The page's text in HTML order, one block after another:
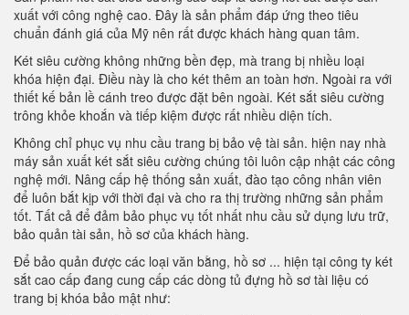
xuất với công nghệ cao. Đây là sản phẩm đáp ứng theo tiêu
chuẩn đánh giá của Mỹ nên rất được khách hàng quan tâm.
Két siêu cường không những bền đẹp, mà trang bị nhiều loại
khóa hiện đại. Điều này là cho két thêm an toàn hơn. Ngoài ra với
thiết kế bản lề cánh treo được đặt bên ngoài. Két sắt siêu cường
trông khỏe khoắn và tiếp kiệm được rất nhiều diện tích.
Không chỉ phục vụ nhu cầu trang bị bảo vệ tài sản. hiện nay nhà
máy sản xuất két sắt siêu cường chúng tôi luôn cập nhật các công
nghệ mới. Nâng cấp hệ thống sản xuất, đào tạo công nhân viên
để luôn bắt kịp với thời đại và cho ra thị trường những sản phẩm
tốt. Tất cả để đảm bảo phục vụ tốt nhất nhu cầu sử dụng lưu trữ,
bảo quản tài sản, hồ sơ của khách hàng.
Để bảo quản được các loại văn bằng, hồ sơ ... hiện tại công ty két
sắt cao cấp đang cung cấp các dòng tủ đựng hồ sơ tài liệu có
trang bị khóa bảo mật như: